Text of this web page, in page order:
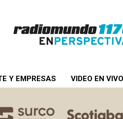
Y EMPRESAS VIDEO EN VIVO